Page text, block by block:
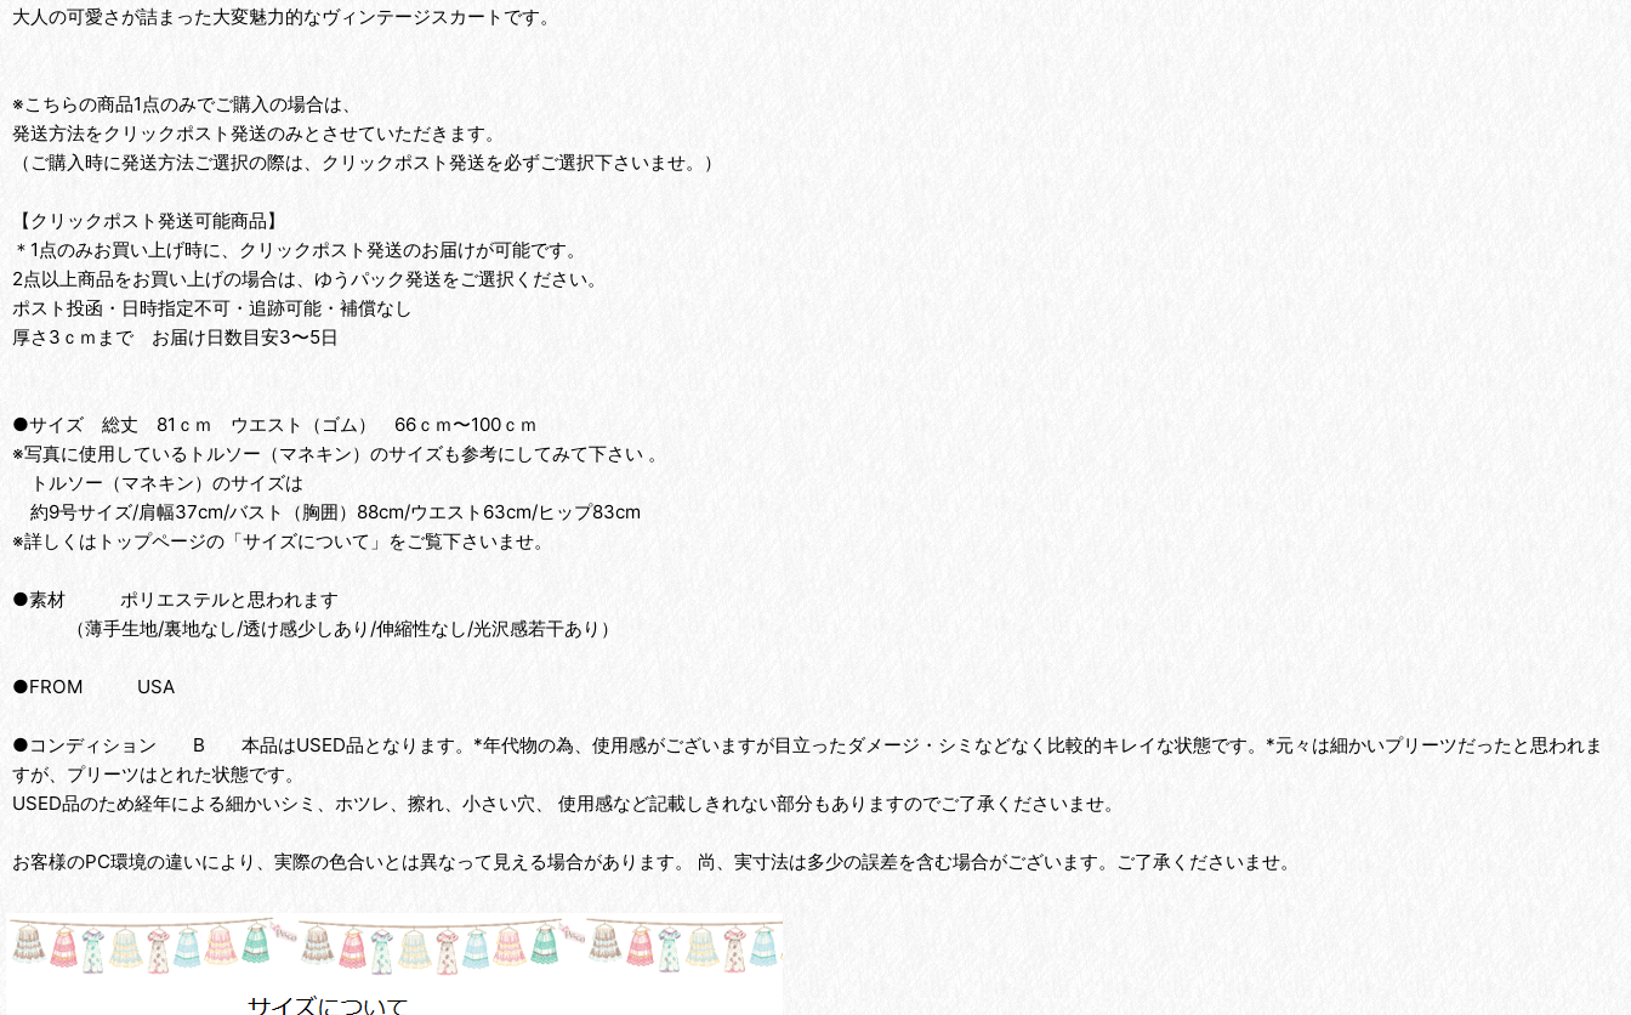
大人の可愛さが詰まった大変魅力的なヴィンテージスカートです。
※こちらの商品1点のみでご購入の場合は、
発送方法をクリックポスト発送のみとさせていただきます。
（ご購入時に発送方法ご選択の際は、クリックポスト発送を必ずご選択下さいませ。）
【クリックポスト発送可能商品】
＊1点のみお買い上げ時に、クリックポスト発送のお届けが可能です。
2点以上商品をお買い上げの場合は、ゆうパック発送をご選択ください。
ポスト投函・日時指定不可・追跡可能・補償なし
厚さ3ｃｍまで お届け日数目安3〜5日
●サイズ 総丈 81ｃｍ ウエスト（ゴム） 66ｃｍ〜100ｃｍ
※写真に使用しているトルソー（マネキン）のサイズも参考にしてみて下さい 。
トルソー（マネキン）のサイズは
約9号サイズ/肩幅37cm/バスト（胸囲）88cm/ウエスト63cm/ヒップ83cm
※詳しくはトップページの「サイズについて」をご覧下さいませ。
●素材 ポリエステルと思われます
（薄手生地/裏地なし/透け感少しあり/伸縮性なし/光沢感若干あり）
●FROM USA
●コンディション B 本品はUSED品となります。*年代物の為、使用感がございますが目立ったダメージ・シミなどなく比較的キレイな状態です。*元々は細かいプリーツだったと思われま
すが、プリーツはとれた状態です。
USED品のため経年による細かいシミ、ホツレ、擦れ、小さい穴、 使用感など記載しきれない部分もありますのでご了承くださいませ。
お客様のPC環境の違いにより、実際の色合いとは異なって見える場合があります。 尚、実寸法は多少の誤差を含む場合がございます。ご了承くださいませ。